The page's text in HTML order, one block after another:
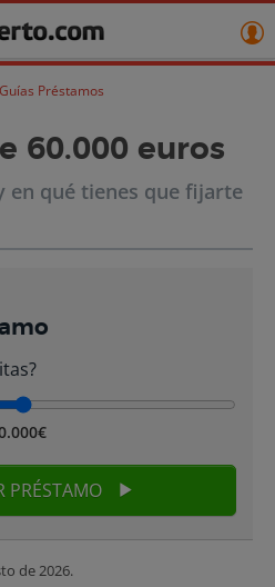
Guías Préstamos
60.000 euros
en qué tienes que fijarte
PRÉSTAMO
de 2026.